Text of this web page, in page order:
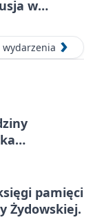
w
wydarzenia
pamięci
Żydowskiej.